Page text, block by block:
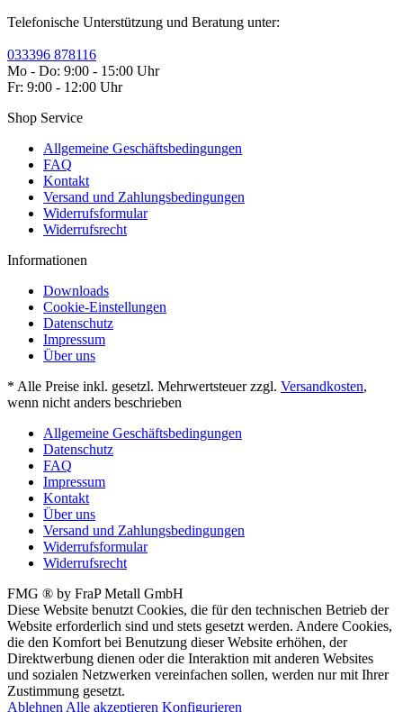
Telefonische Unterstützung und Beratung unter:
033396 878116
Mo - Do: 9:00 - 15:00 Uhr
Fr: 9:00 - 12:00 Uhr
Shop Service
Allgemeine Geschäftsbedingungen
FAQ
Kontakt
Versand und Zahlungsbedingungen
Widerrufsformular
Widerrufsrecht
Informationen
Downloads
Cookie-Einstellungen
Datenschutz
Impressum
Über uns
* Alle Preise inkl. gesetzl. Mehrwertsteuer zzgl. Versandkosten,
wenn nicht anders beschrieben
Allgemeine Geschäftsbedingungen
Datenschutz
FAQ
Impressum
Kontakt
Über uns
Versand und Zahlungsbedingungen
Widerrufsformular
Widerrufsrecht
FMG ® by FraP Metall GmbH
Diese Website benutzt Cookies, die für den technischen Betrieb der
Website erforderlich sind und stets gesetzt werden. Andere Cookies,
die den Komfort bei Benutzung dieser Website erhöhen, der
Direktwerbung dienen oder die Interaktion mit anderen Websites
und sozialen Netzwerken vereinfachen sollen, werden nur mit Ihrer
Zustimmung gesetzt.
Ablehnen Alle akzeptieren Konfigurieren